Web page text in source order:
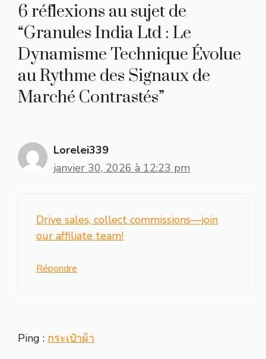
6 réflexions au sujet de
“Granules India Ltd : Le
Dynamisme Technique Évolue
au Rythme des Signaux de
Marché Contrastés”
Lorelei339
janvier 30, 2026 à 12:23 pm
Drive sales, collect commissions—join
our affiliate team!
Répondre
Ping : กระเป๋าผ้า